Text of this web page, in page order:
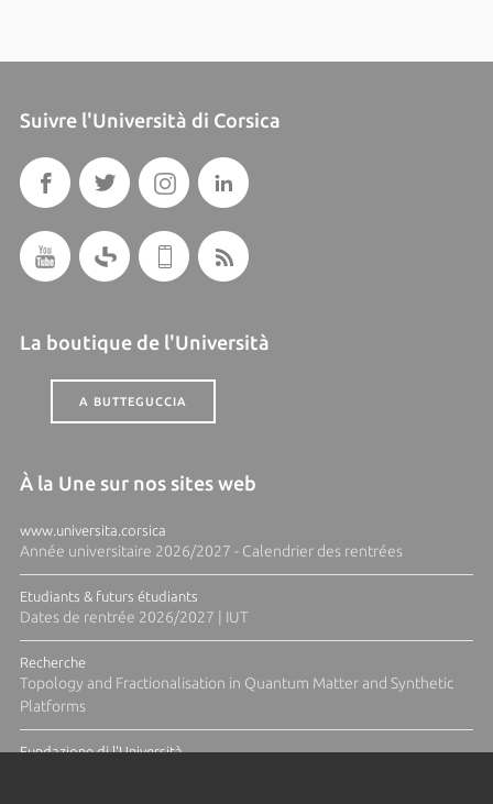
Suivre l'Università di Corsica
La boutique de l'Università
A BUTTEGUCCIA
À la Une sur nos sites web
www.universita.corsica
Année universitaire 2026/2027 - Calendrier des rentrées
Etudiants & futurs étudiants
Dates de rentrée 2026/2027 | IUT
Recherche
Topology and Fractionalisation in Quantum Matter and Synthetic
Platforms
Fundazione di l'Università